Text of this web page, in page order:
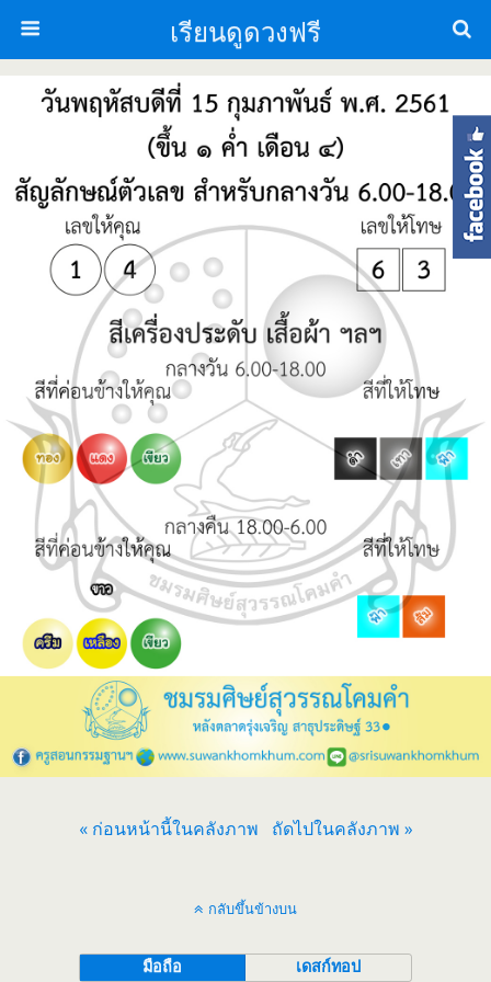
เรียนดูดวงฟรี
« ก่อนหน้านี้ในคลังภาพ ถัดไปในคลังภาพ »
กลับขึ้นข้างบน
มือถือ เดสก์ทอป